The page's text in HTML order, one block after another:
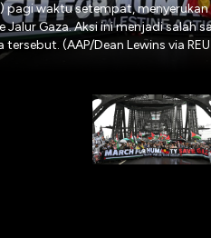
waktu setempat,
Jalur Gaza. Aksi ini menjadi salah
(AAP/Dean Lewins via